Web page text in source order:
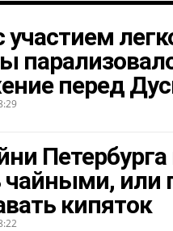
перед
Петербурга
чайными, или
кипяток